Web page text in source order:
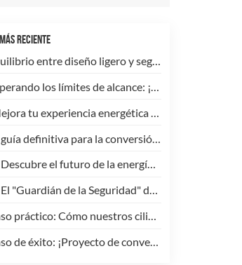
RECIENTE
diseño ligero y seguridad: cómo los cilindros de GNC tipo 2 de 90 litros potencian las flotas comerciales.
límites de alcance: ¡Los cilindros de hidrógeno para UAV tipo 4 ya están disponibles para personalización de alta eficiencia!
tu experiencia energética con nuestra bombona de GLP compuesta de 5 kg! 🚀✨
para la conversión de camiones pesados ​​a GNC: Por qué este cilindro de GNC tipo 1 de 200 litros supone un cambio radical para la reducción de costes de la flota.
el futuro de la energía: ¡Conoce la elegante y ultraligera bombona de GLP compuesta de 10 kg!
de la Seguridad" del Gas Industrial y la Supresión de Incendios: Un Análisis en Profundidad de los Cilindros de Gas sin Costura de Acero de Alto Rendimiento
Cómo nuestros cilindros compuestos de GLP redefinen la seguridad y la imagen de marca para clientes globales.
¡Proyecto de conversión a GNC de un generador de 100 kVA completado con éxito! 🚀